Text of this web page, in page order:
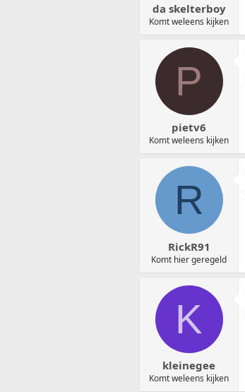
da skelterboy
Komt weleens kijken
P
pietv6
Komt weleens kijken
R
RickR91
Komt hier geregeld
K
kleinegee
Komt weleens kijken